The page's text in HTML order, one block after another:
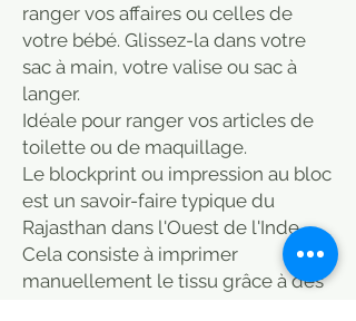
ranger vos affaires ou celles de
votre bébé. Glissez-la dans votre
sac à main, votre valise ou sac à
langer.
Idéale pour ranger vos articles de
toilette ou de maquillage.
Le blockprint ou impression au bloc
est un savoir-faire typique du
Rajasthan dans l'Ouest de l'Inde.
Cela consiste à imprimer
manuellement le tissu grâce à des